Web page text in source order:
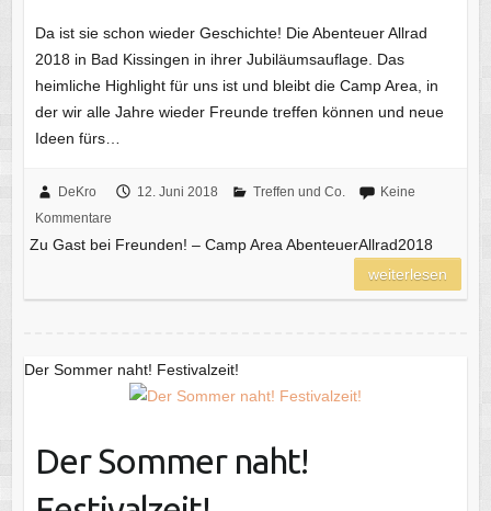
Da ist sie schon wieder Geschichte! Die Abenteuer Allrad
2018 in Bad Kissingen in ihrer Jubiläumsauflage. Das
heimliche Highlight für uns ist und bleibt die Camp Area, in
der wir alle Jahre wieder Freunde treffen können und neue
Ideen fürs…
DeKro 12. Juni 2018 Treffen und Co.
Keine
Kommentare
Zu Gast bei Freunden! – Camp Area AbenteuerAllrad2018
weiterlesen
Der Sommer naht! Festivalzeit!
Der Sommer naht!